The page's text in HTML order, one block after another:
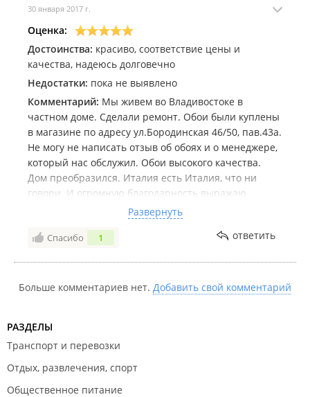
30 января 2017 г.
Оценка:
Достоинства: красиво, соответствие цены и
качества, надеюсь долговечно
Недостатки: пока не выявлено
Комментарий: Мы живем во Владивостоке в
частном доме. Сделали ремонт. Обои были куплены
в магазине по адресу ул.Бородинская 46/50, пав.43а.
Не могу не написать отзыв об обоях и о менеджере,
который нас обслужил. Обои высокого качества.
Дом преобразился. Италия есть Италия, что ни
говори. И огромную благодарность выражаю
менеджеру Фуаду, который легко помог нам в
выборе цветовой гаммы, Действительно
профессионализм чувствуется в человеке. Спасибо
Развернуть
Спасибо 1 ответить
Больше комментариев нет. Добавить свой комментарий
РАЗДЕЛЫ
Транспорт и перевозки
Отдых, развлечения, спорт
Общественное питание